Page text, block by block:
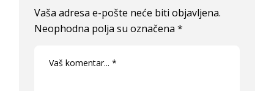
Vaša adresa e-pošte neće biti objavljena.
Neophodna polja su označena*